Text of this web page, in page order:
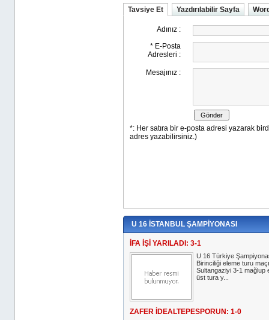
Tavsiye Et Yazdırılabilir Sayfa
U 16 İSTANBUL ŞAMPİYONASI
İFA İŞİ YARILADI: 3-1
U 16 Türkiye
Birinciliği eleme turu
Sultangaziyi 3-1 mağlup
üst tura y...
ZAFER İDEALTEPESPORUN: 1-0